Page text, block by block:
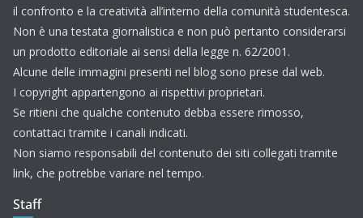
il confronto e la creatività all’interno della comunità studentesca.
Non è una testata giornalistica e non può pertanto considerarsi
un prodotto editoriale ai sensi della legge n. 62/2001.
Alcune delle immagini presenti nel blog sono prese dal web.
I copyright appartengono ai rispettivi proprietari.
Se ritieni che qualche contenuto debba essere rimosso,
contattaci tramite i canali indicati.
Non siamo responsabili del contenuto dei siti collegati tramite
link, che potrebbe variare nel tempo.
Staff